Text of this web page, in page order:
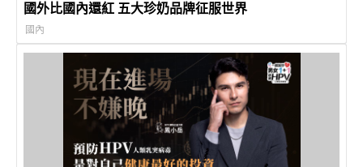
國外比國內還紅 五大珍奶品牌征服世界
國內